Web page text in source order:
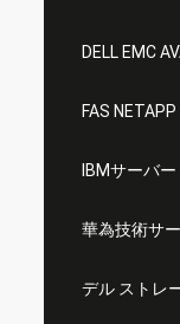
DELL EMC
FAS NETAPP
IBMサーバー
華為技術サ
デル ストレ